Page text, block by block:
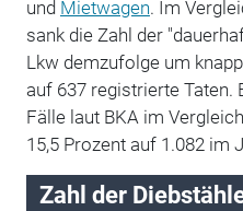
und Mietwagen. Im
sank die Zahl der
Lkw demzufolge um
auf 637 registrierte Taten.
Fälle laut BKA im
15,5 Prozent auf 1.082 im